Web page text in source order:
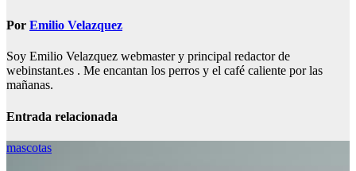
Por Emilio Velazquez
Soy Emilio Velazquez webmaster y principal redactor de
webinstant.es . Me encantan los perros y el café caliente por las
mañanas.
Entrada relacionada
mascotas